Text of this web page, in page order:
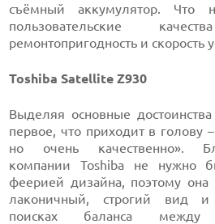
съёмный аккумулятор. Что
пользовательские
ремонтопригодность и скорость
Toshiba Satellite Z930
Выделяя основные
первое, что приходит в голову
но очень качественно».
компании Toshiba не нужно
феерией дизайна, поэтому
лаконичный, строгий вид и
поисках баланса между